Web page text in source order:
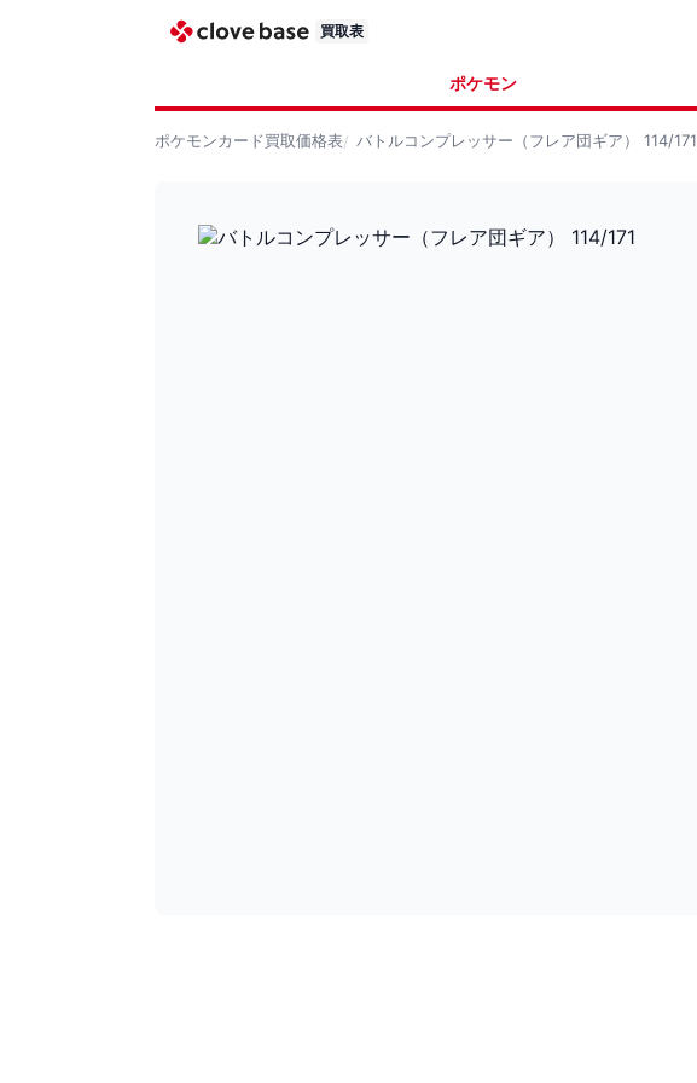
買取表
ポケモン
ポケモンカード買取価格表 バトルコンプレッサー（フレア団ギア） 114/171